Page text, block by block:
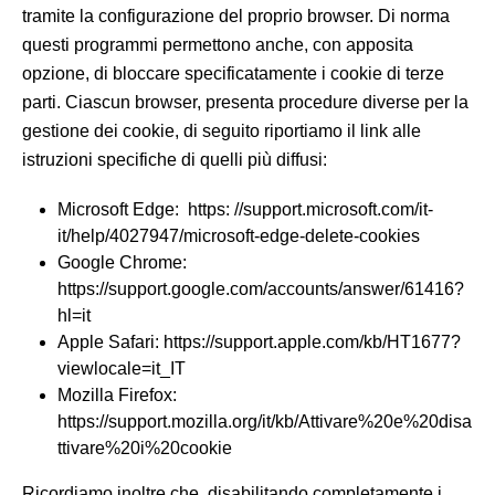
tramite la configurazione del proprio browser. Di norma
questi programmi permettono anche, con apposita
opzione, di bloccare specificatamente i cookie di terze
parti. Ciascun browser, presenta procedure diverse per la
gestione dei cookie, di seguito riportiamo il link alle
istruzioni specifiche di quelli più diffusi:
Microsoft Edge: https: //support.microsoft.com/it-
it/help/4027947/microsoft-edge-delete-cookies
Google Chrome:
https://support.google.com/accounts/answer/61416?
hl=it
Apple Safari: https://support.apple.com/kb/HT1677?
viewlocale=it_IT
Mozilla Firefox:
https://support.mozilla.org/it/kb/Attivare%20e%20disa
ttivare%20i%20cookie